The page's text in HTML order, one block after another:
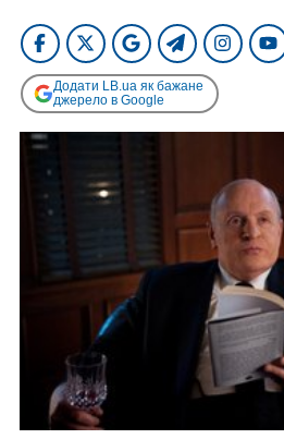
Додати LB.ua як бажане
джерело в Google